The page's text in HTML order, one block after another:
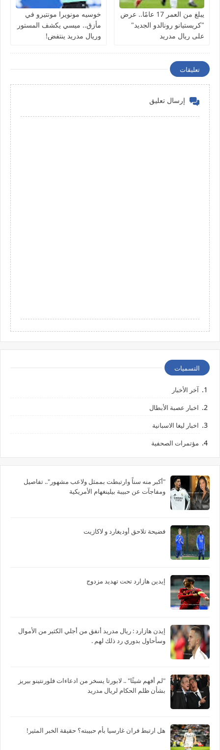
يبلغ من العمر 17 عامًا.. عرض
"كريستيانو رونالدو الجديد"
على ريال مدريد
خوسيه مونويرا مونتيرو في
مأزق.. ميسي يكشف المستور
وريال مدريد ينتفض!
تعليقات
إرسال تعليق
التسميات
آخر الأخبار
اخبار عصبة الأبطال
اخبار ليغا الاسبانية
مؤتمرات الصحفية
"أكبر منه سناً وارتبطت بممثل ولاعب مشهور".. تفاصيل
ومفاجآت عن حبيبة بيلينغهام الأمريكية
فضيحة تلاحق أوديغارد و لاكازيت
إيدين هازارد تحت تهديد مزدوج
‏إيدن هازارد : ريال مدريد أنفق من أجلي الكثير من الأموال
وسأحاول بدوري رد ذلك لهم .
"لم أفهم شيئًا" .. لابورتا يسخر من ادعاءات فلورنتينو بيريز
بشأن ظلم الحكام لريال مدريد
هل ارتبط فران غارسيا بأم حبيبته؟ حقيقة الخبر المثير!